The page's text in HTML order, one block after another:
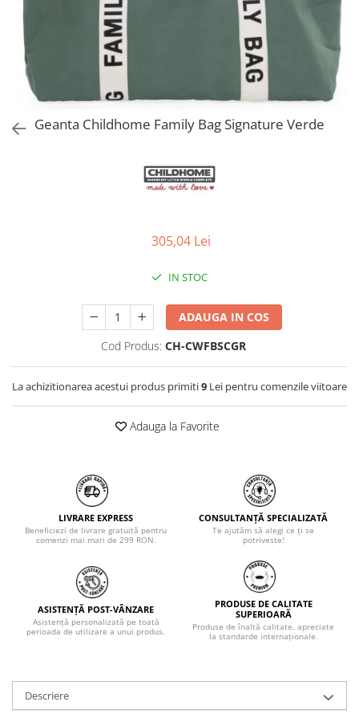
Consultanta Instalare
Jucarii de Sortare
Jucarii de tras
Jucarii din plus
Jucarii muzicale
Jucarii pentru baie
PAPUSI
Geanta Childhome Family Bag Signature Verde
305,04 Lei
IN STOC
ADAUGA IN COS
Cod Produs: CH-CWFBSCGR
La achizitionarea acestui produs primiti9 Lei pentru comenzile viitoare
Adauga la Favorite
LIVRARE EXPRESS
Beneficiezi de livrare gratuită pentru
comenzi mai mari de 299 RON.
CONSULTANȚĂ SPECIALIZATĂ
Te ajutăm să alegi ce ți se
potrivește!
ASISTENȚĂ POST-VÂNZARE
Asistență personalizată pe toată
perioada de utilizare a unui produs.
PRODUSE DE CALITATE
SUPERIOARĂ
Produse de înaltă calitate, apreciate
la standarde internaționale.
Descriere